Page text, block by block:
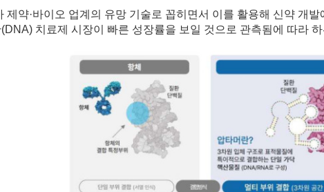
제약·바이오 업계의 유망 기술로 꼽히면서 이를 활용해 신약 개
치료제 시장이 빠른 성장률을 보일 것으로 관측됨에 따라